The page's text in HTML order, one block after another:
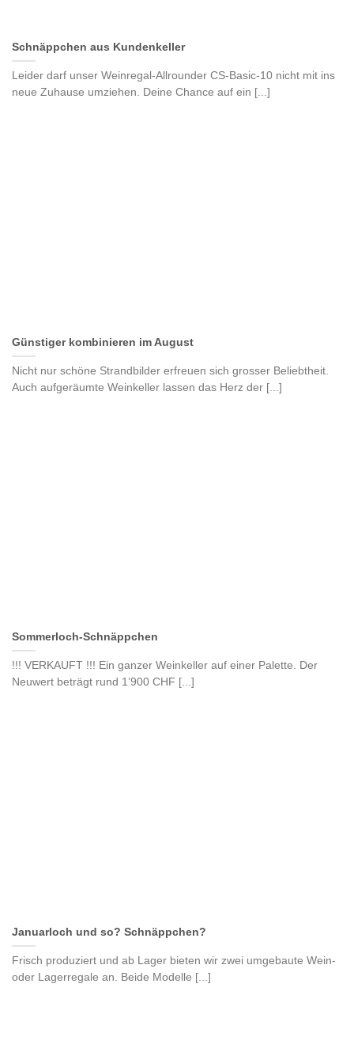
Schnäppchen aus Kundenkeller
Leider darf unser Weinregal-Allrounder CS-Basic-10 nicht mit ins
neue Zuhause umziehen. Deine Chance auf ein [...]
Günstiger kombinieren im August
Nicht nur schöne Strandbilder erfreuen sich grosser Beliebtheit.
Auch aufgeräumte Weinkeller lassen das Herz der [...]
Sommerloch-Schnäppchen
!!! VERKAUFT !!! Ein ganzer Weinkeller auf einer Palette. Der
Neuwert beträgt rund 1’900 CHF [...]
Januarloch und so? Schnäppchen?
Frisch produziert und ab Lager bieten wir zwei umgebaute Wein-
oder Lagerregale an. Beide Modelle [...]